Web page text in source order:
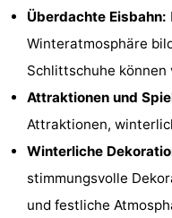
Überdachte Eisbahn:
Winteratmosphäre
Schlittschuhe
Attraktionen und
Attraktionen,
Winterliche
stimmungsvolle
und festliche